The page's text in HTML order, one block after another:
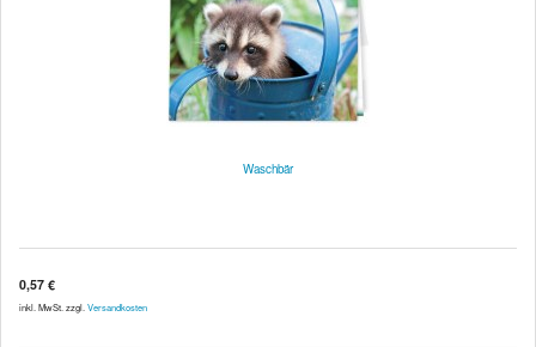
Waschbär
0,57 €
inkl. MwSt. zzgl. Versandkosten